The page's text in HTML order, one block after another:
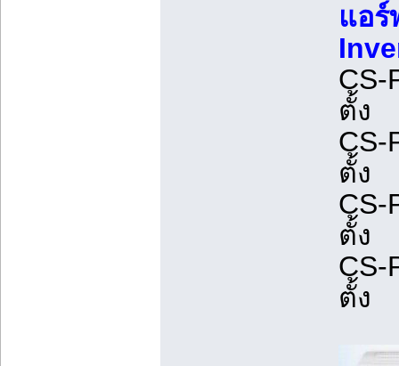
แอ
CS-
ตั้ง
CS-
ตั้ง
CS-
ตั้ง
CS-
ตั้ง